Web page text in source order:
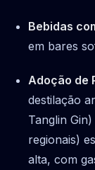
Bebidas
em bares
Adoção de
destilação
Tanglin
regionais)
alta, com